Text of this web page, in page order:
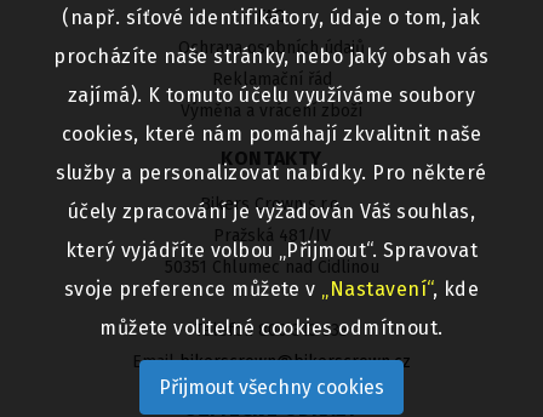
(např. síťové identifikátory, údaje o tom, jak
procházíte naše stránky, nebo jaký obsah vás
zajímá). K tomuto účelu využíváme soubory
cookies, které nám pomáhají zkvalitnit naše
služby a personalizovat nabídky. Pro některé
účely zpracování je vyžadován Váš souhlas,
který vyjádříte volbou „Přijmout“. Spravovat
svoje preference můžete v „Nastavení“, kde
můžete volitelné cookies odmítnout.
Přijmout všechny cookies
FAQ
Ochrana osobních údajů
Reklamační řád
Výměna a vrácení zboží
KONTAKTY
Bikers Crown s.r.o.
Pražská 481/IV
50351 Chlumec nad Cidlinou
Telefon 800 313 333
Emailbikerscrown@bikerscrown.cz